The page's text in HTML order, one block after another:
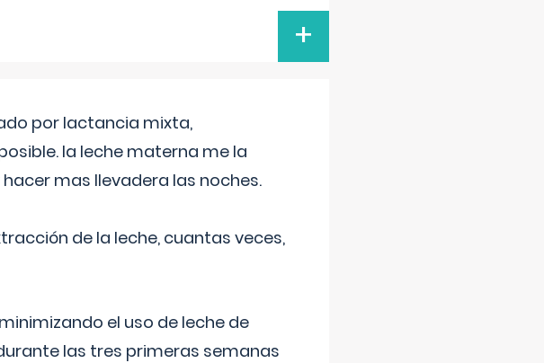
+
por lactancia mixta,
la leche materna me la
mas llevadera las noches.
de la leche, cuantas veces,
el uso de leche de
las tres primeras semanas